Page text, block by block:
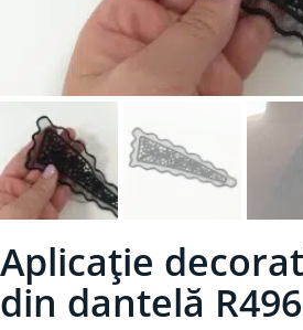
Aplicație
din dantelă R496